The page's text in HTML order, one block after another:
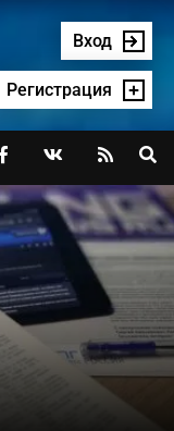
Вход
Регистрация
 